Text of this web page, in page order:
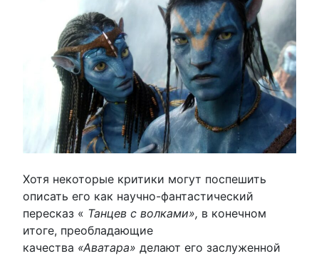
Хотя некоторые критики могут поспешить
описать его как научно-фантастический
пересказ « Танцев с волками», в конечном
итоге, преобладающие
качества «Аватара» делают его заслуженной